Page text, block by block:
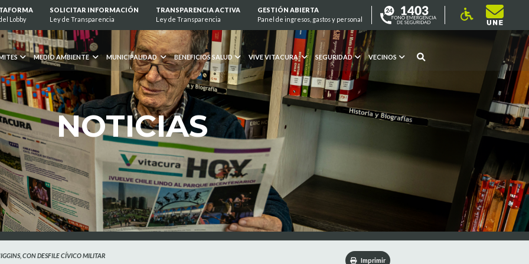
Lobby
SOLICITAR INFORMACIÓN
Ley de Transparencia
TRANSPARENCIA ACTIVA
Ley de Transparencia
GESTIÓN ABIERTA
Panel de ingresos, gastos y personal
MEDIO AMBIENTE MUNICIPALIDAD BENEFICIOS SALUD VIVE VITACURA SEGURIDAD VECINOS
NOTICIAS
CON DESFILE CÍVICO MILITAR
Imprimir